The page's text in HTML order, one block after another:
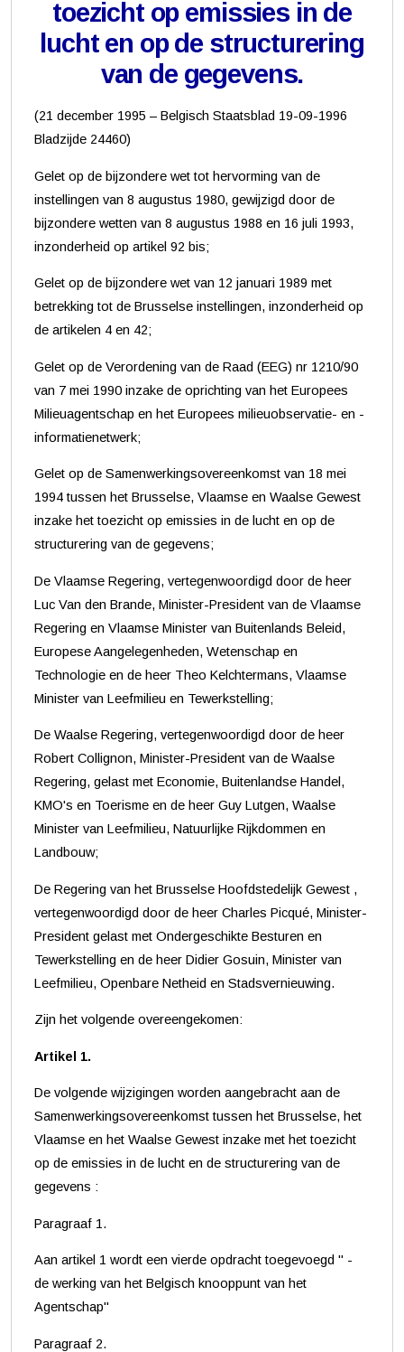
toezicht op emissies in de
lucht en op de structurering
van de gegevens.
(21 december 1995 – Belgisch Staatsblad 19-09-1996
Bladzijde 24460)
Gelet op de bijzondere wet tot hervorming van de
instellingen van 8 augustus 1980, gewijzigd door de
bijzondere wetten van 8 augustus 1988 en 16 juli 1993,
inzonderheid op artikel 92 bis;
Gelet op de bijzondere wet van 12 januari 1989 met
betrekking tot de Brusselse instellingen, inzonderheid op
de artikelen 4 en 42;
Gelet op de Verordening van de Raad (EEG) nr 1210/90
van 7 mei 1990 inzake de oprichting van het Europees
Milieuagentschap en het Europees milieuobservatie- en -
informatienetwerk;
Gelet op de Samenwerkingsovereenkomst van 18 mei
1994 tussen het Brusselse, Vlaamse en Waalse Gewest
inzake het toezicht op emissies in de lucht en op de
structurering van de gegevens;
De Vlaamse Regering, vertegenwoordigd door de heer
Luc Van den Brande, Minister-President van de Vlaamse
Regering en Vlaamse Minister van Buitenlands Beleid,
Europese Aangelegenheden, Wetenschap en
Technologie en de heer Theo Kelchtermans, Vlaamse
Minister van Leefmilieu en Tewerkstelling;
De Waalse Regering, vertegenwoordigd door de heer
Robert Collignon, Minister-President van de Waalse
Regering, gelast met Economie, Buitenlandse Handel,
KMO's en Toerisme en de heer Guy Lutgen, Waalse
Minister van Leefmilieu, Natuurlijke Rijkdommen en
Landbouw;
De Regering van het Brusselse Hoofdstedelijk Gewest ,
vertegenwoordigd door de heer Charles Picqué, Minister-
President gelast met Ondergeschikte Besturen en
Tewerkstelling en de heer Didier Gosuin, Minister van
Leefmilieu, Openbare Netheid en Stadsvernieuwing.
Zijn het volgende overeengekomen:
Artikel 1.
De volgende wijzigingen worden aangebracht aan de
Samenwerkingsovereenkomst tussen het Brusselse, het
Vlaamse en het Waalse Gewest inzake met het toezicht
op de emissies in de lucht en de structurering van de
gegevens :
Paragraaf 1.
Aan artikel 1 wordt een vierde opdracht toegevoegd " -
de werking van het Belgisch knooppunt van het
Agentschap"
Paragraaf 2.